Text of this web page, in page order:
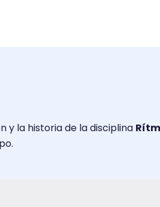
y la historia de la disciplina